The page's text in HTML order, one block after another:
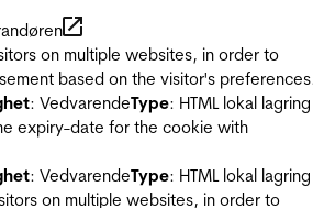
on multiple websites, in order to
based on the visitor's
: VedvarendeType: HTML lokal lagring
expiry-date for the cookie with
: VedvarendeType: HTML lokal lagring
on multiple websites, in order to